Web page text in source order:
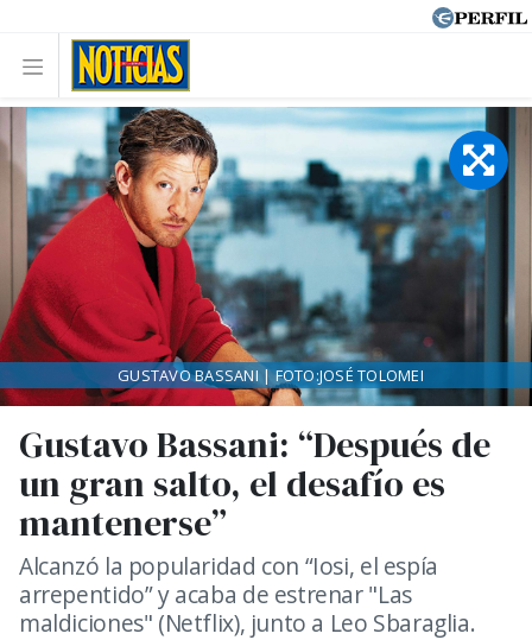
Gustavo Bassani: “Después de
un gran salto, el desafío es
mantenerse”
Alcanzó la popularidad con “Iosi, el espía
arrepentido” y acaba de estrenar "Las
maldiciones" (Netflix), junto a Leo Sbaraglia.
GUSTAVO BASSANI | FOTO:JOSÉ TOLOMEI